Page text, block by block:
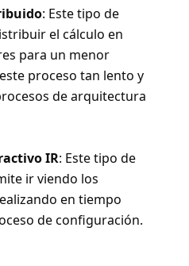
: Este tipo de
el cálculo en
para un menor
proceso tan lento y
de arquitectura
IR: Este tipo de
ir viendo los
en tiempo
de configuración.